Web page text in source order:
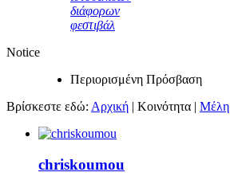
διάφορων
φεστιβάλ
Notice
Περιορισμένη Πρόσβαση
Βρίσκεστε εδώ: Αρχική | Κοινότητα | Μέλη
chriskoumou